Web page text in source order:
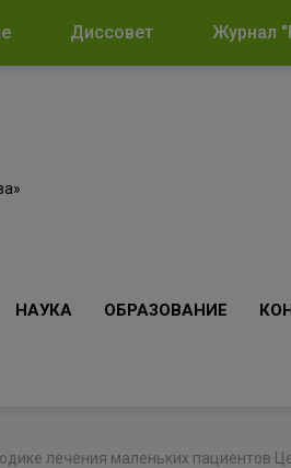
Диссовет Журнал
НАУКА ОБРАЗОВАНИЕ
лечения маленьких пациентов